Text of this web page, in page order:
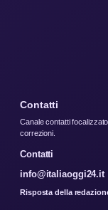
Contatti
Canale contatti
correzioni.
Contatti
info@italiaoggi24.it
Risposta della